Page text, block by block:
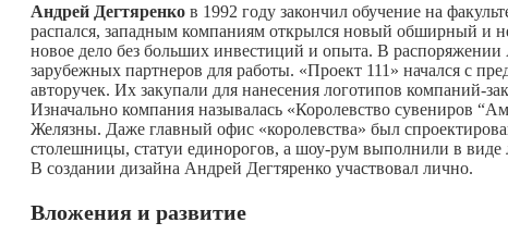
Андрей Дегтяренко в 1992 году закончил обучение на
распался, западным компаниям открылся новый обширный и
новое дело без больших инвестиций и опыта. В
зарубежных партнеров для работы. «Проект 111» начался с
авторучек. Их закупали для нанесения логотипов компаний-
Изначально компания называлась «Королевство сувениров
Желязны. Даже главный офис «королевства» был
столешницы, статуи единорогов, а шоу-рум выполнили в виде
В создании дизайна Андрей Дегтяренко участвовал лично.
Вложения и развитие